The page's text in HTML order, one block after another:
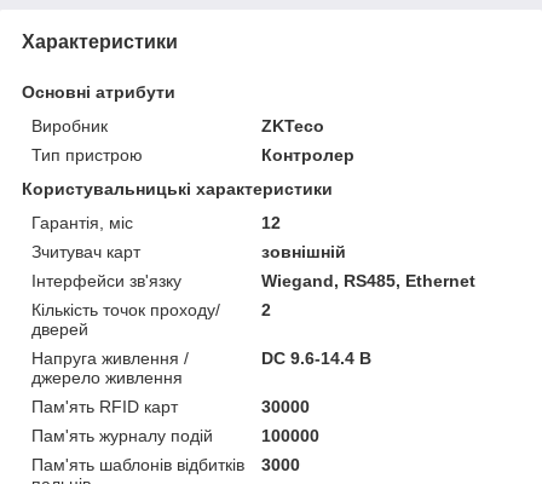
Характеристики
Основні атрибути
Виробник
ZKTeco
Тип пристрою
Контролер
Користувальницькі характеристики
Гарантія, міс
12
Зчитувач карт
зовнішній
Інтерфейси зв'язку
Wiegand, RS485, Ethernet
Кількість точок проходу/
дверей
2
Напруга живлення /
джерело живлення
DC 9.6-14.4 В
Пам'ять RFID карт
30000
Пам'ять журналу подій
100000
Пам'ять шаблонів відбитків
3000